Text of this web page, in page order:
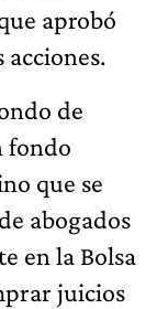
aprobó
acciones.
de
fondo
que se
abogados
en la Bolsa
juicios